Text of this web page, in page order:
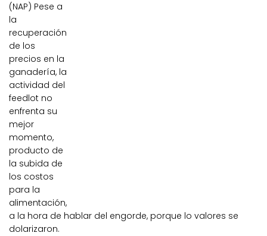
(NAP) Pese a
la
recuperación
de los
precios en la
ganadería, la
actividad del
feedlot no
enfrenta su
mejor
momento,
producto de
la subida de
los costos
para la
alimentación,
a la hora de hablar del engorde, porque lo valores se
dolarizaron.